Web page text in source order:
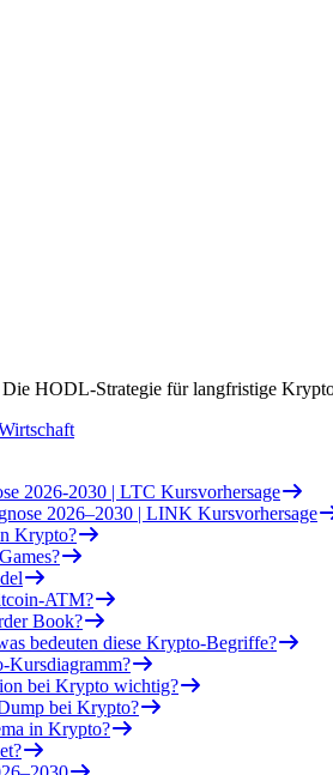
HODL-Strategie für langfristige
2026-2030 | LTC Kursvorhersage
2026–2030 | LINK Kursvorhersage
Krypto?
ATM?
Book?
bedeuten diese Krypto-Begriffe?
Kursdiagramm?
bei Krypto wichtig?
bei Krypto?
in Krypto?